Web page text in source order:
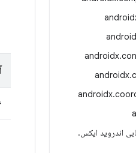
androidx.
androidx.
androidx.
اندروید ایکس.
۶